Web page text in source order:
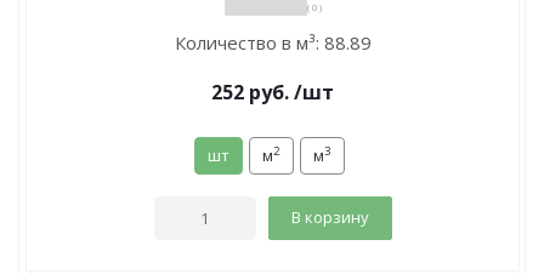
( 0 )
Количество в м³: 88.89
252 руб./шт
шт м2 м3
В корзину